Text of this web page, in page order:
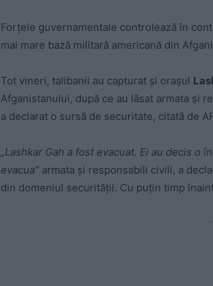
Forțele guvernamentale controlează în
mai mare bază militară americană din
Tot vineri, talibanii au capturat și orașul
Afganistanului, după ce au lăsat armata şi
a declarat o sursă de securitate, citată de
„Lashkar Gah a fost evacuat. Ei au decis o
evacua” armata şi responsabili civili, a
din domeniul securităţii. Cu puţin timp